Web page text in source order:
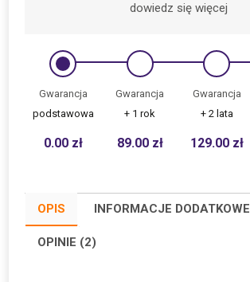
dowiedz się więcej
Gwarancja
podstawowa
0.00 zł
Gwarancja
+ 1 rok
89.00 zł
Gwarancja
+ 2 lata
129.00 zł
OPIS INFORMACJE DODATKOWE
OPINIE (2)